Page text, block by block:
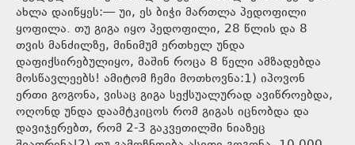
ახლა დაიწყეს:— უი, ეს ბიჭი მართლა პედოფილი
ყოფილა. თუ გიგა იყო პედოფილი, 28 წლის და 8
თვის მანძილზე, მინიმუმ ერთხელ უნდა
დაფიქსირებულიყო, მაშინ როცა 8 წელი ამზადებდა
მოსწავლეებს! ამიტომ ჩემი მოთხოვნა:1) იპოვონ
ერთი გოგონა, ვისაც გიგა სექსუალურად ავიწროებდა,
ოღონდ უნდა დაამტკიცოს რომ გიგას იცნობდა და
დავიჯერებთ, რომ 2-3 გაკვეთილში ნიაზეც